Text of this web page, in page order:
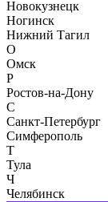
Новокузнецк
Ногинск
Нижний Тагил
О
Омск
Р
Ростов-на-Дону
С
Санкт-Петербург
Симферополь
Т
Тула
Ч
Челябинск